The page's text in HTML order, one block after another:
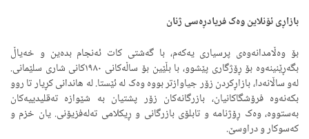
بازاڕی ئۆنلاین وەک فریادڕەسی ژنان
بۆ وەڵامدانەوەی پرسیاری یەکەم، با گەشتی کات ئەنجام بدەین و خەیاڵ
بگەڕێنینەوە بۆ ڕۆژگاری پێشوو، با بڵێین بۆ ساڵەکانی ١٩٨٠کانی شاری سلێمانی.
لەو ساڵانەدا، بازاڕکردن زۆر جیاوازتر بووە وەک لە ئێستا. لە هاندانی کڕیار تا روو
بکەنەوە فرۆشگاکانیان، بازرگانەکان زۆر پشتیان بە شێوازە تەقلیدییەکان
بەستووە، وەک ڕۆژنامە و تابلۆی بازرگانی و ڕیکلامی تەلەفزیۆنی. یان خزم و
کەسوکار و دراوسێ.